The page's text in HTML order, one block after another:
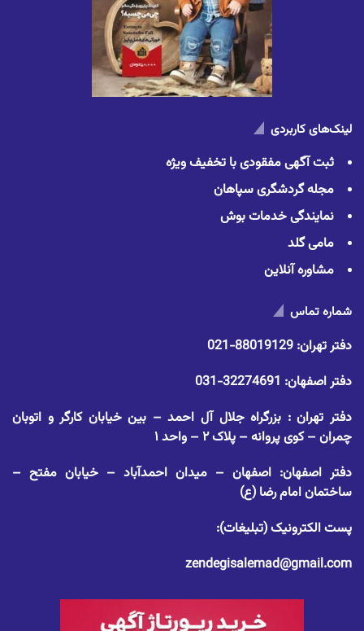
لینک‌های کاربردی
ثبت آگهی مفقودی با تخفیف ویژه
مجله گردشگری سپاهان
نمایندگی خدمات بوش
مامی گلد
مشاوره آنلاین
شماره تماس
دفتر تهران: 88019129-021
دفتر اصفهان: 32274691-031
دفتر تهران : بزرگراه جلال آل احمد – بین خیابان کارگر و اتوبان
چمران – کوی پروانه – پلاک ۲ – واحد ۱
دفتر اصفهان: اصفهان – میدان احمدآباد – خیابان مفتح –
ساختمان امام رضا (ع)
پست الکترونیک (تبلیغات):
zendegisalemad@gmail.com